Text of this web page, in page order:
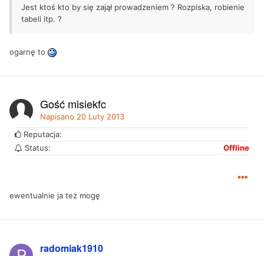
Jest ktoś kto by się zajął prowadzeniem ? Rozpiska, robienie
tabeli itp. ?
ogarnę to
Gość misiekfc
Napisano 20 Luty 2013
Reputacja:
Status:
Offline
ewentualnie ja też mogę
radomiak1910